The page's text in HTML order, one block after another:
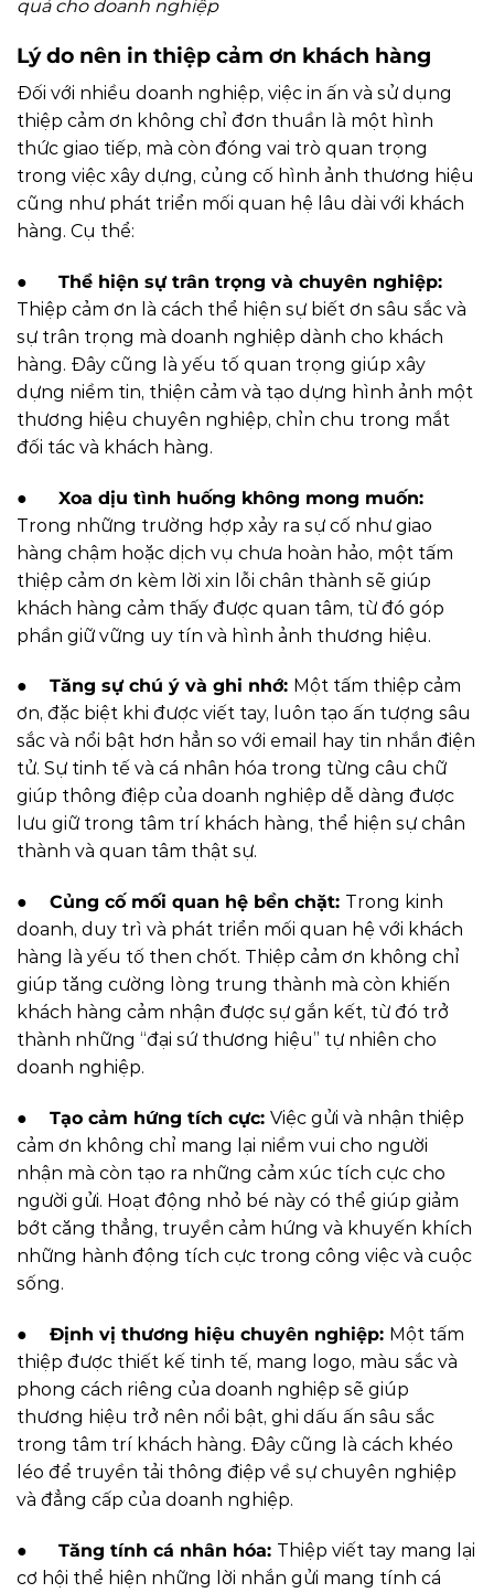
quả cho doanh nghiệp
Lý do nên in thiệp cảm ơn khách hàng
Đối với nhiều doanh nghiệp, việc in ấn và sử dụng
thiệp cảm ơn không chỉ đơn thuần là một hình
thức giao tiếp, mà còn đóng vai trò quan trọng
trong việc xây dựng, củng cố hình ảnh thương hiệu
cũng như phát triển mối quan hệ lâu dài với khách
hàng. Cụ thể:
● Thể hiện sự trân trọng và chuyên nghiệp:
Thiệp cảm ơn là cách thể hiện sự biết ơn sâu sắc và
sự trân trọng mà doanh nghiệp dành cho khách
hàng. Đây cũng là yếu tố quan trọng giúp xây
dựng niềm tin, thiện cảm và tạo dựng hình ảnh một
thương hiệu chuyên nghiệp, chỉn chu trong mắt
đối tác và khách hàng.
● Xoa dịu tình huống không mong muốn:
Trong những trường hợp xảy ra sự cố như giao
hàng chậm hoặc dịch vụ chưa hoàn hảo, một tấm
thiệp cảm ơn kèm lời xin lỗi chân thành sẽ giúp
khách hàng cảm thấy được quan tâm, từ đó góp
phần giữ vững uy tín và hình ảnh thương hiệu.
● Tăng sự chú ý và ghi nhớ: Một tấm thiệp cảm
ơn, đặc biệt khi được viết tay, luôn tạo ấn tượng sâu
sắc và nổi bật hơn hẳn so với email hay tin nhắn điện
tử. Sự tinh tế và cá nhân hóa trong từng câu chữ
giúp thông điệp của doanh nghiệp dễ dàng được
lưu giữ trong tâm trí khách hàng, thể hiện sự chân
thành và quan tâm thật sự.
● Củng cố mối quan hệ bền chặt: Trong kinh
doanh, duy trì và phát triển mối quan hệ với khách
hàng là yếu tố then chốt. Thiệp cảm ơn không chỉ
giúp tăng cường lòng trung thành mà còn khiến
khách hàng cảm nhận được sự gắn kết, từ đó trở
thành những “đại sứ thương hiệu” tự nhiên cho
doanh nghiệp.
● Tạo cảm hứng tích cực: Việc gửi và nhận thiệp
cảm ơn không chỉ mang lại niềm vui cho người
nhận mà còn tạo ra những cảm xúc tích cực cho
người gửi. Hoạt động nhỏ bé này có thể giúp giảm
bớt căng thẳng, truyền cảm hứng và khuyến khích
những hành động tích cực trong công việc và cuộc
sống.
● Định vị thương hiệu chuyên nghiệp: Một tấm
thiệp được thiết kế tinh tế, mang logo, màu sắc và
phong cách riêng của doanh nghiệp sẽ giúp
thương hiệu trở nên nổi bật, ghi dấu ấn sâu sắc
trong tâm trí khách hàng. Đây cũng là cách khéo
léo để truyền tải thông điệp về sự chuyên nghiệp
và đẳng cấp của doanh nghiệp.
● Tăng tính cá nhân hóa: Thiệp viết tay mang lại
cơ hội thể hiện những lời nhắn gửi mang tính cá